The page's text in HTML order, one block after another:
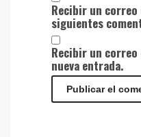
Recibir un
siguientes
Recibir un
nueva entrada.